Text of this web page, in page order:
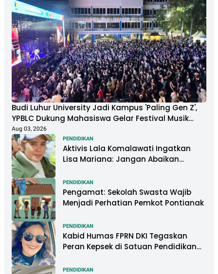
Budi Luhur University Jadi Kampus 'Paling Gen Z',
YPBLC Dukung Mahasiswa Gelar Festival Musik
Berkapasitas Ribuan Penonton
Aug 03, 2026
PENDIDIKAN
Aktivis Lala Komalawati Ingatkan
Lisa Mariana: Jangan Abaikan
DNA
PENDIDIKAN
Pengamat: Sekolah Swasta Wajib
Menjadi Perhatian Pemkot Pontianak
PENDIDIKAN
Kabid Humas FPRN DKI Tegaskan
Peran Kepsek di Satuan Pendidikan
PENDIDIKAN